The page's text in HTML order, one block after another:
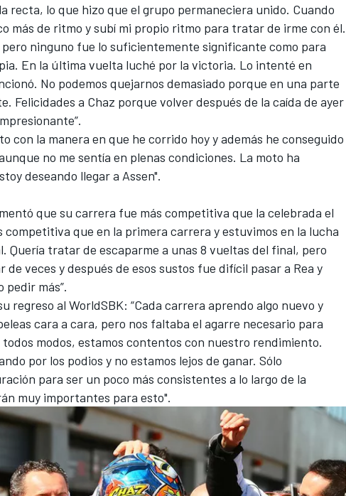
recta, lo que hizo que el grupo permaneciera unido. Cuando
más de ritmo y subí mi propio ritmo para tratar de irme con él.
ninguno fue lo suficientemente significante como para
En la última vuelta luché por la victoria. Lo intenté en
No podemos quejarnos demasiado porque en una parte
Felicidades a Chaz porque volver después de la caída de ayer
con la manera en que he corrido hoy y además he conseguido
no me sentía en plenas condiciones. La moto ha
deseando llegar a Assen".
que su carrera fue más competitiva que la celebrada el
competitiva que en la primera carrera y estuvimos en la lucha
Quería tratar de escaparme a unas 8 vueltas del final, pero
de veces y después de esos sustos fue difícil pasar a Rea y
pedir más”.
regreso al WorldSBK: “Cada carrera aprendo algo nuevo y
cara a cara, pero nos faltaba el agarre necesario para
modos, estamos contentos con nuestro rendimiento.
por los podios y no estamos lejos de ganar. Sólo
para ser un poco más consistentes a lo largo de la
muy importantes para esto".